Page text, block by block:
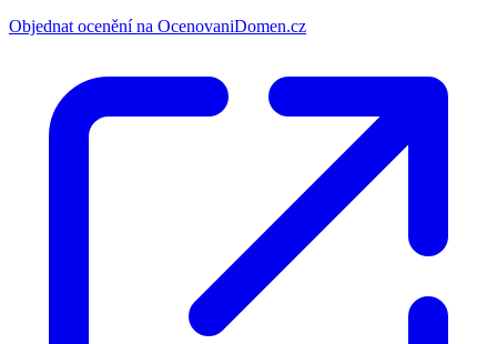
Objednat ocenění na OcenovaniDomen.cz